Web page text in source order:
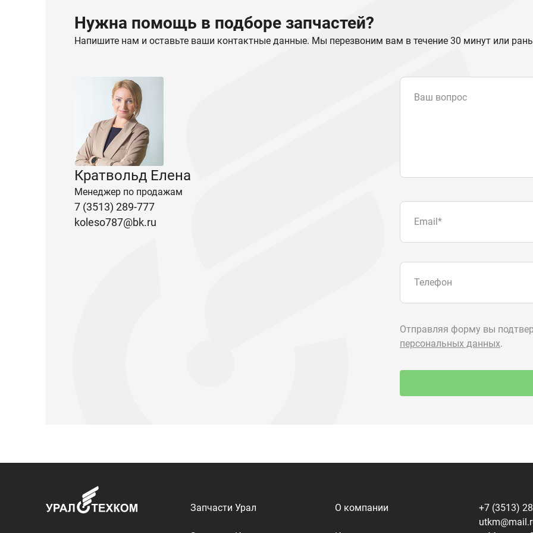
Нужна помощь в подборе запчастей?
Напишите нам и оставьте ваши контактные данные. Мы перезвоним вам в течение 30 минут или
Кратвольд Елена
Менеджер по продажам
7 (3513) 289-777
koleso787@bk.ru
Ваш вопрос
Доставка и оплата
+7 (3513)
г. Миасс, п.
ул.
ООО «УралТехКом», 2026 Политика конфиденциальности